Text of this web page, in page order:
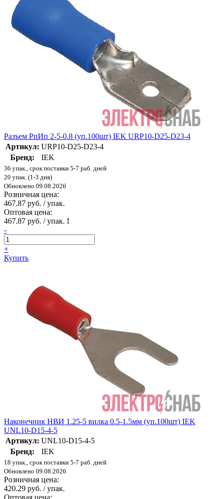
Разъем РпИп 2-5-0.8 (уп.100шт) IEK URP10-D25-D23-4
Артикул: URP10-D25-D23-4
Бренд:
IEK
36 упак., срок поставки 5-7 раб. дней
20 упак. (1-3 дня)
Обновлено 09.08.2026
Розничная цена:
467.87 руб. / упак.
Оптовая цена:
467.87 руб. / упак. !
-
+
Купить
Наконечник НВИ 1.25-5 вилка 0.5-1.5мм (уп.100шт) IEK
UNL10-D15-4-5
Артикул: UNL10-D15-4-5
Бренд:
IEK
18 упак., срок поставки 5-7 раб. дней
Обновлено 09.08.2026
Розничная цена:
420.29 руб. / упак.